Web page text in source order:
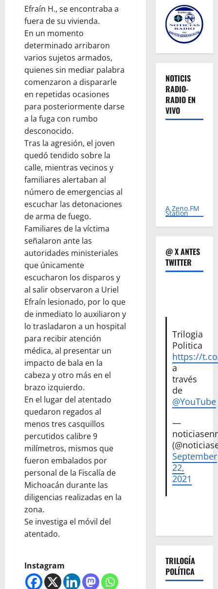
Efraín H., se encontraba a
fuera de su vivienda.
En un momento
determinado arribaron
varios sujetos armados,
quienes sin mediar palabra
comenzaron a dispararle
en repetidas ocasiones
para posteriormente darse
a la fuga con rumbo
desconocido.
Tras la agresión, el joven
quedó tendido sobre la
calle, mientras vecinos y
familiares alertaban al
número de emergencias al
escuchar las detonaciones
de arma de fuego.
Familiares de la víctima
señalaron ante las
autoridades ministeriales
que únicamente
escucharon los disparos y
al salir observaron a Uriel
Efraín lesionado, por lo que
de inmediato lo auxiliaron y
lo trasladaron a un hospital
para recibir atención
médica, al presentar un
impacto de bala en la
cabeza y otro más en el
brazo izquierdo.
En el lugar del atentado
quedaron regados al
menos tres casquillos
percutidos calibre 9
milímetros, mismos que
fueron embalados por
personal de la Fiscalía de
Michoacán durante las
diligencias realizadas en la
zona.
Se investiga el móvil del
atentado.
Instagram
NOTICIS
RADIO-
RADIO EN
VIVO
A Zeno.FM
Station
@ X ANTES
TWITTER
Trilogia
Politica
https://
a
través
de
@YouTube
—
September
22,
2021
TRILOGÍA
POLÍTICA